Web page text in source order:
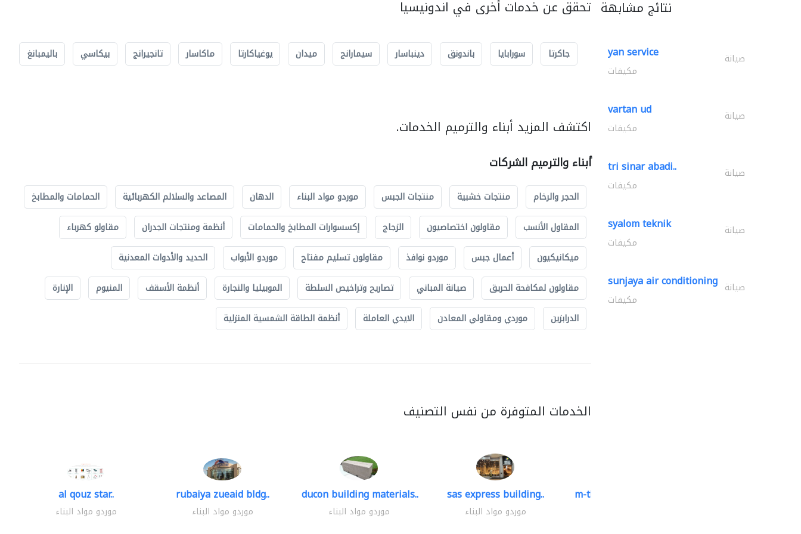
تحقق عن خدمات أخرى في اندونيسيا
جاكرتا سورابايا باندونق دينباسار سيمارانج ميدان يوغياكارتا ماكاسار تانجيرانج بيكاسي باليمبانغ
اكتشف المزيد أبناء والترميم الخدمات.
أبناء والترميم الشركات
الحجر والرخام منتجات خشبية منتجات الجبس موردو مواد البناء الدهان المصاعد والسلالم الكهربائية
الحمامات والمطابخ
المقاول الأنسب
مقاولون اختصاصيون الزجاج إكسسوارات المطابخ والحمامات أنظمة ومنتجات الجدران
مقاولو كهرباء
ميكانيكيون
أعمال جبس موردو نوافذ مقاولون تسليم مفتاح موردو الأبواب
الحديد والأدوات المعدنية
مقاولون لمكافحة الحريق
صيانة المباني تصاريح وتراخيص السلطة الموبيليا والنجارة أنظمة الأسقف المنيوم
الإنارة
الدرابزين
موردي ومقاولي المعادن الايدي العاملة أنظمة الطاقة الشمسية المنزلية
الخدمات المتوفرة من نفس التصنيف
al qouz star..
موردو مواد البناء
rubaiya zueaid bldg..
موردو مواد البناء
ducon building materials..
موردو مواد البناء
sas express building..
موردو مواد البناء
m-three building materials
نتائج مشابهة
yan service صيانة
مكيفات
vartan ud صيانة
مكيفات
tri sinar abadi.. صيانة
مكيفات
syalom teknik صيانة
مكيفات
sunjaya air conditioning صيانة
مكيفات